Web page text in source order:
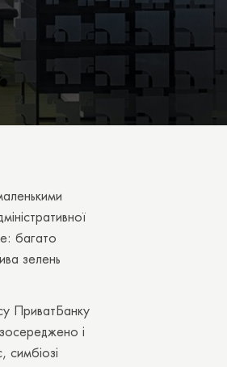
багато
зелень
ПриватБанку
і
симбіозі